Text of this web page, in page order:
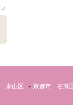
東山区
京都市 右京